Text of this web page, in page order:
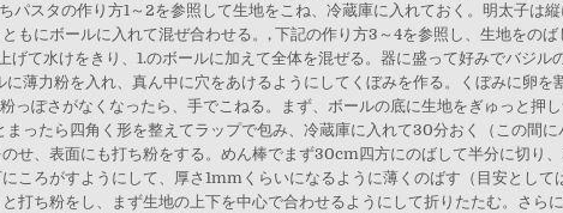
パスタの作り方1～2を参照して生地をこね、冷蔵庫に入れておく。明太子は
もにボールに入れて混ぜ合わせる。, 下記の作り方3～4を参照し、生地をの
げて水けをきり、1.のボールに加えて全体を混ぜる。器に盛って好みでバジ
に薄力粉を入れ、真ん中に穴をあけるようにしてくぼみを作る。くぼみに卵
っぽさがなくなったら、手でこねる。まず、ボールの底に生地をぎゅっと押
ったら四角く形を整えてラップで包み、冷蔵庫に入れて30分おく（この間
せ、表面にも打ち粉をする。めん棒でまず30cm四方にのばして半分に切り
ころがすようにして、厚さ1mmくらいになるように薄くのばす（目安とし
打ち粉をし、まず生地の上下を中心で合わせるようにして折りたたむ。さ